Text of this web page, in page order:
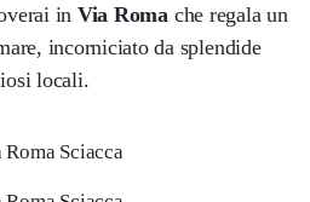
in Via Roma che regala un
incorniciato da splendide
locali.